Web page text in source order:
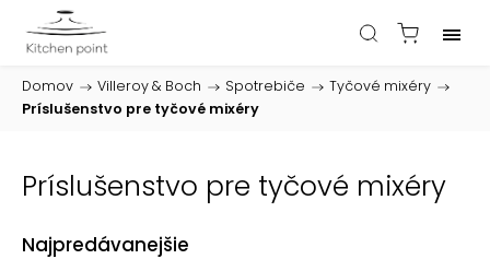
Domov / Villeroy & Boch / Spotrebiče / Tyčové mixéry /
Príslušenstvo pre tyčové mixéry
Príslušenstvo pre tyčové mixéry
Najpredávanejšie